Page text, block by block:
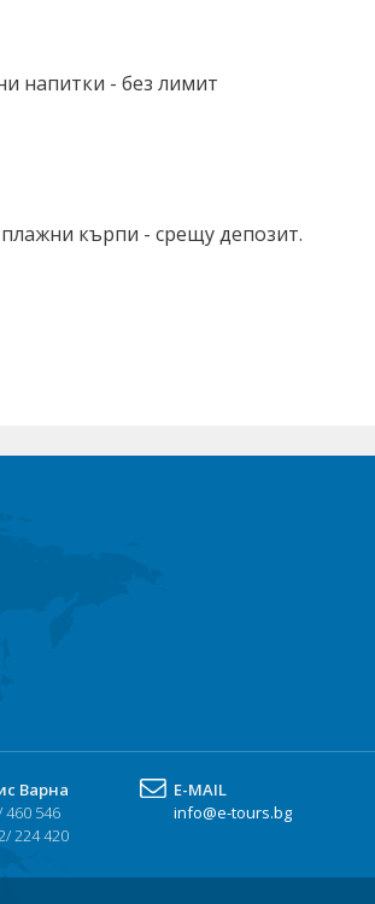
напитки - без лимит
кърпи - срещу депозит.
Варна
460 546
224 420
Е-MAIL
info@e-tours.bg